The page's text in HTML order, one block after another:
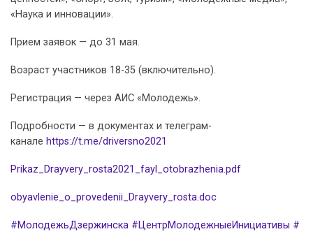
«Наука и инновации».
Прием заявок — до 31 мая.
Возраст участников 18-35 (включительно).
Регистрация — через АИС «Молодежь».
Подробности — в документах и телеграм-
канале https://t.me/driversno2021
Prikaz_Drayvery_rosta2021_fayl_otobrazhenia.pdf
obyavlenie_o_provedenii_Drayvery_rosta.doc
#МолодежьДзержинска #ЦентрМолодежныеИнициативы #